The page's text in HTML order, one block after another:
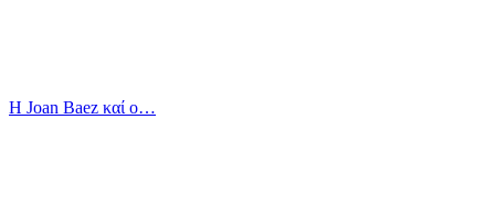
Η Joan Baez καί ο…